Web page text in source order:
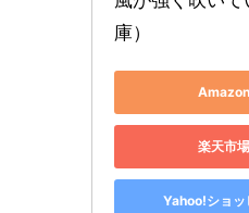
庫）
楽天市
Yahoo!ショッ